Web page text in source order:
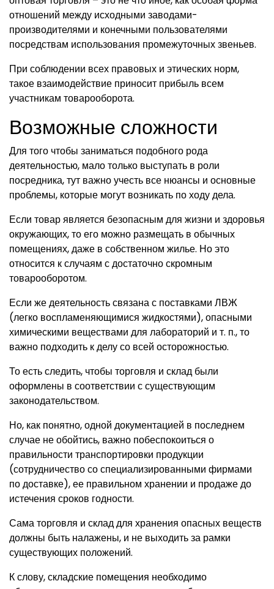
отношений между исходными заводами-
производителями и конечными пользователями
посредствам использования промежуточных звеньев.
При соблюдении всех правовых и этических норм,
такое взаимодействие приносит прибыль всем
участникам товарооборота.
Возможные сложности
Для того чтобы заниматься подобного рода
деятельностью, мало только выступать в роли
посредника, тут важно учесть все нюансы и основные
проблемы, которые могут возникать по ходу дела.
Если товар является безопасным для жизни и здоровья
окружающих, то его можно размещать в обычных
помещениях, даже в собственном жилье. Но это
относится к случаям с достаточно скромным
товарооборотом.
Если же деятельность связана с поставками ЛВЖ
(легко воспламеняющимися жидкостями), опасными
химическими веществами для лабораторий и т. п., то
важно подходить к делу со всей осторожностью.
То есть следить, чтобы торговля и склад были
оформлены в соответствии с существующим
законодательством.
Но, как понятно, одной документацией в последнем
случае не обойтись, важно побеспокоиться о
правильности транспортировки продукции
(сотрудничество со специализированными фирмами
по доставке), ее правильном хранении и продаже до
истечения сроков годности.
Сама торговля и склад для хранения опасных веществ
должны быть налажены, и не выходить за рамки
существующих положений.
К слову, складские помещения необходимо